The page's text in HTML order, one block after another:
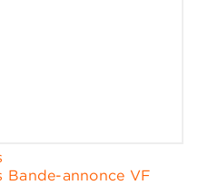
Bande-annonce VF